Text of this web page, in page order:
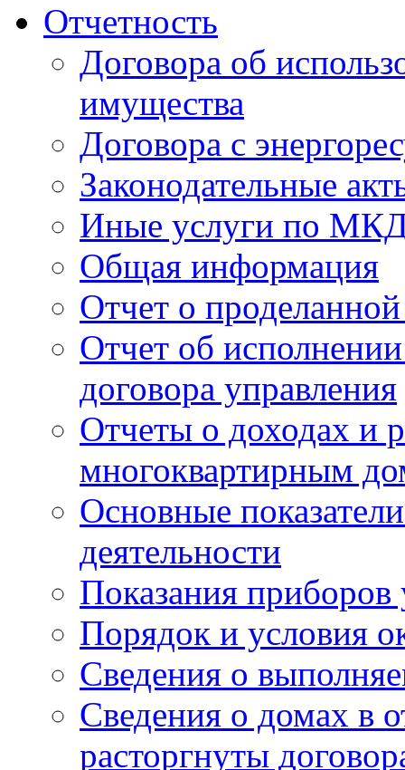
Отчетность
Договора об
имущества
Договора с
Законодательные
Иные услуги по
Общая информация
Отчет о проделанной
Отчет об
договора управления
Отчеты о доходах и
многоквартирным
Основные
деятельности
Показания приборов
Порядок и условия
Сведения о
Сведения о домах в
расторгнуты